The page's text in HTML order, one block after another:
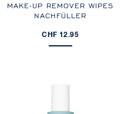
MAKE-UP REMOVER WIPES
NACHFÜLLER
CHF 12.95